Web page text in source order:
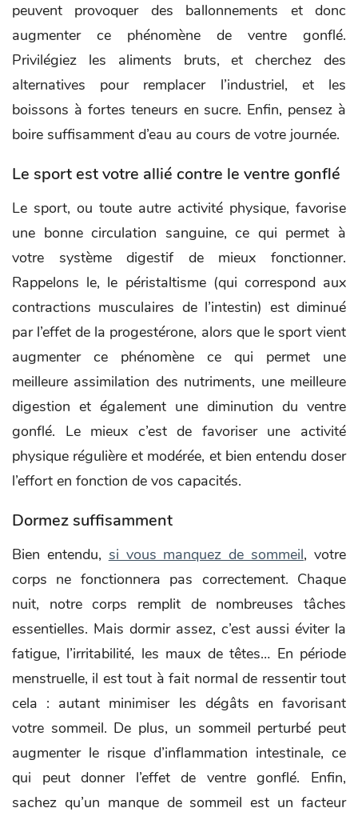
peuvent provoquer des ballonnements et donc
augmenter ce phénomène de ventre gonflé.
Privilégiez les aliments bruts, et cherchez des
alternatives pour remplacer l’industriel, et les
boissons à fortes teneurs en sucre. Enfin, pensez à
boire suffisamment d’eau au cours de votre journée.
Le sport est votre allié contre le ventre gonflé
Le sport, ou toute autre activité physique, favorise
une bonne circulation sanguine, ce qui permet à
votre système digestif de mieux fonctionner.
Rappelons le, le péristaltisme (qui correspond aux
contractions musculaires de l’intestin) est diminué
par l’effet de la progestérone, alors que le sport vient
augmenter ce phénomène ce qui permet une
meilleure assimilation des nutriments, une meilleure
digestion et également une diminution du ventre
gonflé. Le mieux c’est de favoriser une activité
physique régulière et modérée, et bien entendu doser
l’effort en fonction de vos capacités.
Dormez suffisamment
Bien entendu, si vous manquez de sommeil, votre
corps ne fonctionnera pas correctement. Chaque
nuit, notre corps remplit de nombreuses tâches
essentielles. Mais dormir assez, c’est aussi éviter la
fatigue, l’irritabilité, les maux de têtes… En période
menstruelle, il est tout à fait normal de ressentir tout
cela : autant minimiser les dégâts en favorisant
votre sommeil. De plus, un sommeil perturbé peut
augmenter le risque d’inflammation intestinale, ce
qui peut donner l’effet de ventre gonflé. Enfin,
sachez qu’un manque de sommeil est un facteur